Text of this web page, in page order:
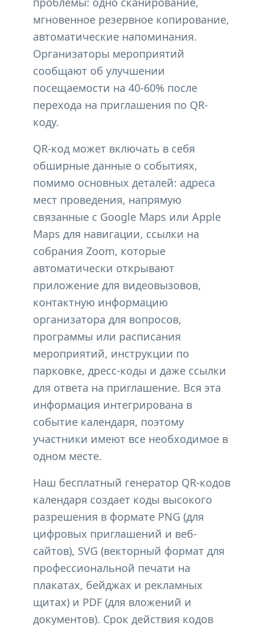
мгновенное резервное копирование,
автоматические напоминания.
Организаторы мероприятий
сообщают об улучшении
посещаемости на 40-60% после
перехода на приглашения по QR-
коду.
QR-код может включать в себя
обширные данные о событиях,
помимо основных деталей: адреса
мест проведения, напрямую
связанные с Google Maps или Apple
Maps для навигации, ссылки на
собрания Zoom, которые
автоматически открывают
приложение для видеовызовов,
контактную информацию
организатора для вопросов,
программы или расписания
мероприятий, инструкции по
парковке, дресс-коды и даже ссылки
для ответа на приглашение. Вся эта
информация интегрирована в
событие календаря, поэтому
участники имеют все необходимое в
одном месте.
Наш бесплатный генератор QR-кодов
календаря создает коды высокого
разрешения в формате PNG (для
цифровых приглашений и веб-
сайтов), SVG (векторный формат для
профессиональной печати на
плакатах, бейджах и рекламных
щитах) и PDF (для вложений и
документов). Срок действия кодов